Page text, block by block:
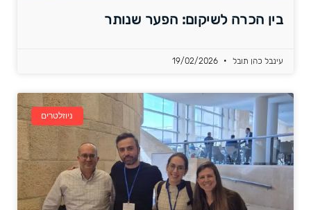
בין הכרה לשיקום: הפער שנותר
עינבל כהן תובל
ניוזלטרים